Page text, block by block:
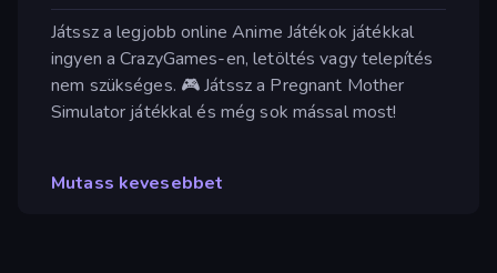
Játssz a legjobb online Anime Játékok játékkal
ingyen a CrazyGames-en, letöltés vagy telepítés
nem szükséges. 🎮 Játssz a Pregnant Mother
Simulator játékkal és még sok mással most!
Mutass kevesebbet